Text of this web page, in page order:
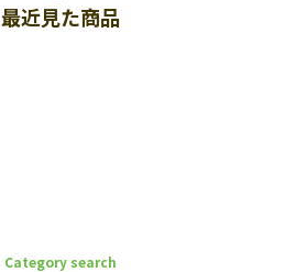
最近見た商品
Category search